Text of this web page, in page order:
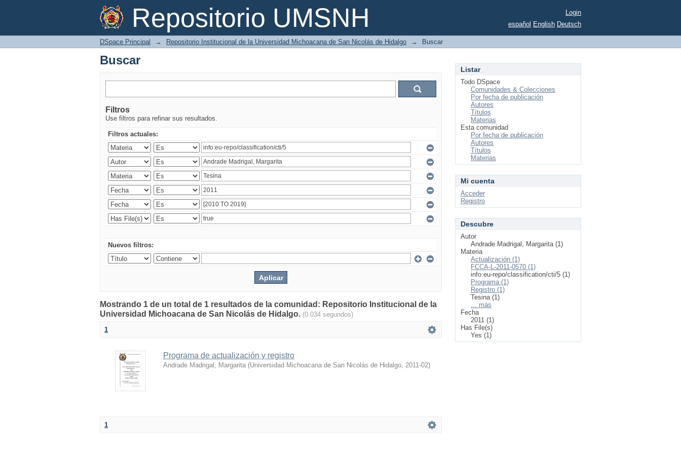
Repositorio UMSNH
Buscar
Login
español English Deutsch
DSpace Principal → Repositorio Institucional de la Universidad Michoacana de San Nicolás de Hidalgo → Buscar
Buscar
Filtros
Use filtros para refinar sus resultados.
Filtros actuales:
Nuevos filtros:
Mostrando 1 de un total de 1 resultados de la comunidad: Repositorio Institucional de la
Universidad Michoacana de San Nicolás de Hidalgo. (0.034 segundos)
1
Programa de actualización y registro
Andrade Madrigal, Margarita (Universidad Michoacana de San Nicolás de Hidalgo, 2011-02)
1
Listar
Todo DSpace
Comunidades & Colecciones
Por fecha de publicación
Autores
Títulos
Materias
Esta comunidad
Por fecha de publicación
Autores
Títulos
Materias
Mi cuenta
Acceder
Registro
Descubre
Autor
Andrade Madrigal, Margarita (1)
Materia
Actualización (1)
FCCA-L-2011-0570 (1)
info:eu-repo/classification/cti/5 (1)
Programa (1)
Registro (1)
Tesina (1)
... más
Fecha
2011 (1)
Has File(s)
Yes (1)